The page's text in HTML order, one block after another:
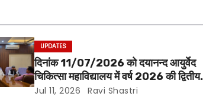
UPDATES
दिनांक 11/07/2026 को दयानन्द आयुर्वेद
चिकित्सा महाविद्यालय में वर्ष 2026 की द्वितीय
शिक्षक परिषद की बैठक प्राचार्य की अध्यक्षता में
Jul 11, 2026 Ravi Shastri